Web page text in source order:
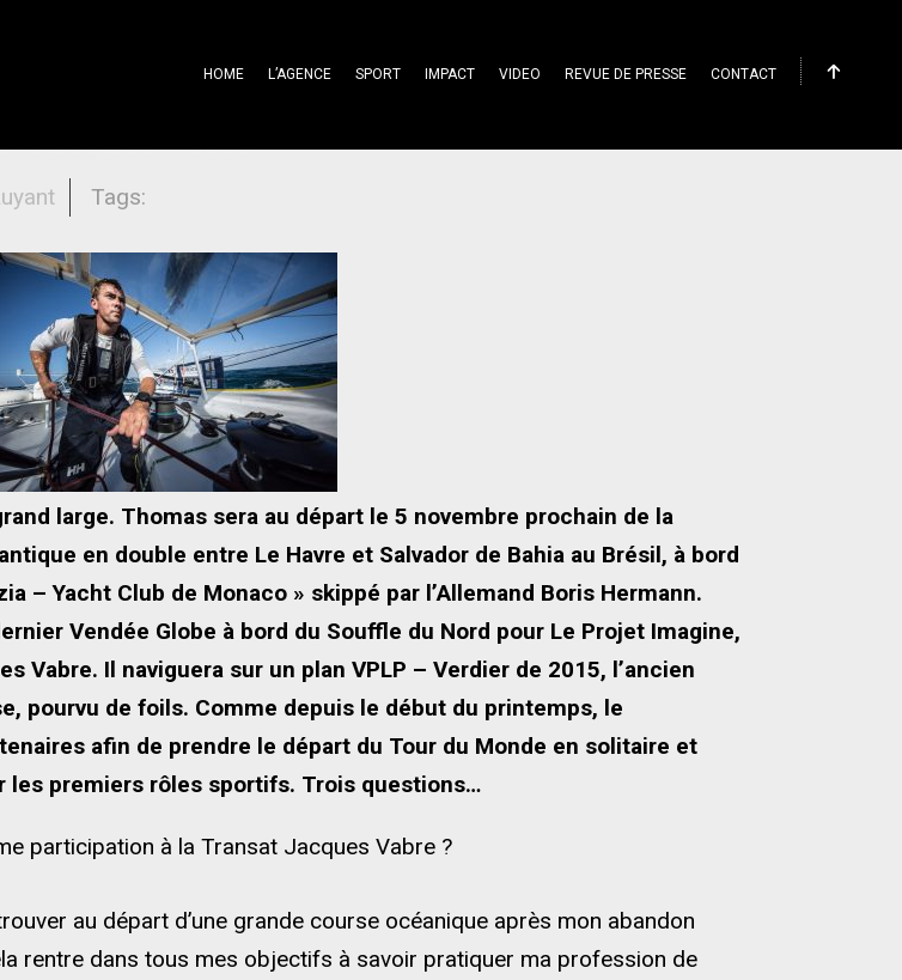
HOME L’AGENCE SPORT IMPACT VIDEO REVUE DE PRESSE CONTACT
Jacques Vabre
Tags:
large. Thomas sera au départ le 5 novembre prochain de la
en double entre Le Havre et Salvador de Bahia au Brésil, à bord
– Yacht Club de Monaco » skippé par l’Allemand Boris Hermann.
Vendée Globe à bord du Souffle du Nord pour Le Projet Imagine,
Vabre. Il naviguera sur un plan VPLP – Verdier de 2015, l’ancien
pourvu de foils. Comme depuis le début du printemps, le
afin de prendre le départ du Tour du Monde en solitaire et
les premiers rôles sportifs. Trois questions…
participation à la Transat Jacques Vabre ?
au départ d’une grande course océanique après mon abandon
rentre dans tous mes objectifs à savoir pratiquer ma profession de